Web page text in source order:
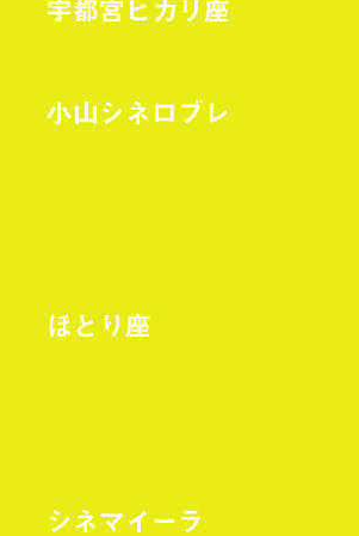
宇都宮ヒカリ座
小山シネロブレ
ほとり座
シネマイーラ